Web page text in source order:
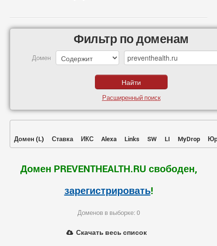
Фильтр по доменам
Домен
Расширенный поиск
Домен (L) Ставка ИКС Alexa Links SW LI MyDrop
Домен PREVENTHEALTH.RU свободен,
зарегистрировать!
Доменов в выборке: 0
Скачать весь список